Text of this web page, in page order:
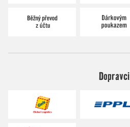
Dopravci